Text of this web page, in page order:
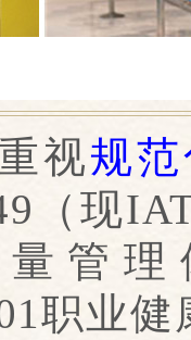
视规
（现
量管
职业